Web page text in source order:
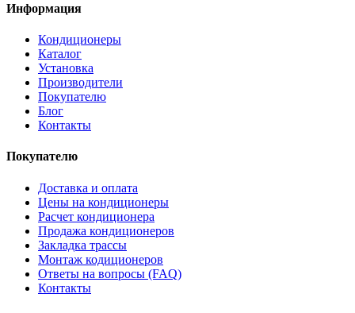
Информация
Кондиционеры
Каталог
Установка
Производители
Покупателю
Блог
Контакты
Покупателю
Доставка и оплата
Цены на кондиционеры
Расчет кондиционера
Продажа кондиционеров
Закладка трассы
Монтаж кодиционеров
Ответы на вопросы (FAQ)
Контакты